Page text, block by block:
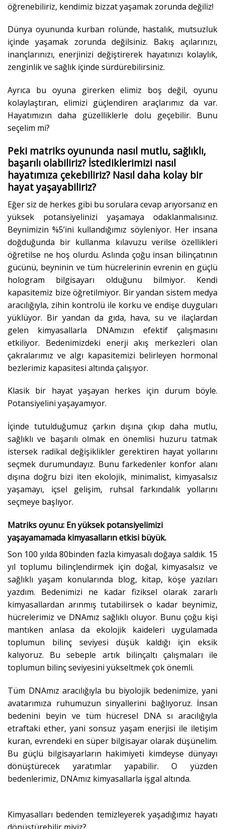
öğrenebiliriz, kendimiz bizzat yaşamak zorunda değiliz!
Dünya oyununda kurban rolünde, hastalık, mutsuzluk
içinde yaşamak zorunda değilsiniz. Bakış açılarınızı,
inançlarınızı, enerjinizi değiştirerek hayatınızı kolaylık,
zenginlik ve sağlık içinde sürdürebilirsiniz.
Ayrıca bu oyuna girerken elimiz boş değil, oyunu
kolaylaştıran, elimizi güçlendiren araçlarımız da var.
Hayatımızın daha güzelliklerle dolu geçebilir. Bunu
seçelim mi?
Peki matriks oyununda nasıl mutlu, sağlıklı,
başarılı olabiliriz? İstediklerimizi nasıl
hayatımıza çekebiliriz? Nasıl daha kolay bir
hayat yaşayabiliriz?
Eğer siz de herkes gibi bu sorulara cevap arıyorsanız en
yüksek potansiyelinizi yaşamaya odaklanmalısınız.
Beynimizin %5’ini kullandığımız söyleniyor. Her insana
doğduğunda bir kullanma kılavuzu verilse özellikleri
öğretilse ne hoş olurdu. Aslında çoğu insan bilinçatının
gücünü, beyninin ve tüm hücrelerinin evrenin en güçlü
hologram bilgisayarı olduğunu bilmiyor. Kendi
kapasitemiz bize öğretilmiyor. Bir yandan sistem medya
aracılığıyla, zihin kontrolü ile korku ve endişe duyguları
yüklüyor. Bir yandan da gıda, hava, su ve ilaçlardan
gelen kimyasallarla DNAmızın efektif çalışmasını
etkiliyor. Bedenimizdeki enerji akış merkezleri olan
çakralarımız ve algı kapasitemizi belirleyen hormonal
bezlerimiz kapasitesi altında çalışıyor.
Klasik bir hayat yaşayan herkes için durum böyle.
Potansiyelini yaşayamıyor.
İçinde tutulduğumuz çarkın dışına çıkıp daha mutlu,
sağlıklı ve başarılı olmak en önemlisi huzuru tatmak
istersek radikal değişiklikler gerektiren hayat yollarını
seçmek durumundayız. Bunu farkedenler konfor alanı
dışına doğru bizi iten ekolojik, minimalist, kimyasalsız
yaşamayı, içsel gelişim, ruhsal farkındalık yollarını
seçmeye başlıyor.
Matriks oyunu: En yüksek potansiyelimizi
yaşayamamada kimyasalların etkisi büyük.
Son 100 yılda 80binden fazla kimyasalı doğaya saldık. 15
yıl toplumu bilinçlendirmek için doğal, kimyasalsız ve
sağlıklı yaşam konularında blog, kitap, köşe yazıları
yazdım. Bedenimizi ne kadar fiziksel olarak zararlı
kimyasallardan arınmış tutabilirsek o kadar beynimiz,
hücrelerimiz ve DNAmız sağlıklı oluyor. Bunu çoğu kişi
mantıken anlasa da ekolojik kaideleri uygulamada
toplumun bilinç seviyesi düşük kaldığı için eksik
kalıyoruz. Bu sebeple artık bilinçaltı çalışmaları ile
toplumun bilinç seviyesini yükseltmek çok önemli.
Tüm DNAmız aracılığıyla bu biyolojik bedenimize, yani
avatarımıza ruhumuzun sinyallerini bağlıyoruz. İnsan
bedenini beyin ve tüm hücresel DNA sı aracılığıyla
etraftaki ether, yani sonsuz yaşam enerjisi ile iletişim
kuran, evrendeki en süper bilgisayar olarak düşünelim.
Bu güçlü bilgisayarların hakimiyeti kimdeyse dünyayı
dönüştürecek yaratımlar yapabilir. O yüzden
bedenlerimiz, DNAmız kimyasallarla işgal altında.
Kimyasalları bedenden temizleyerek yaşadığımız hayatı